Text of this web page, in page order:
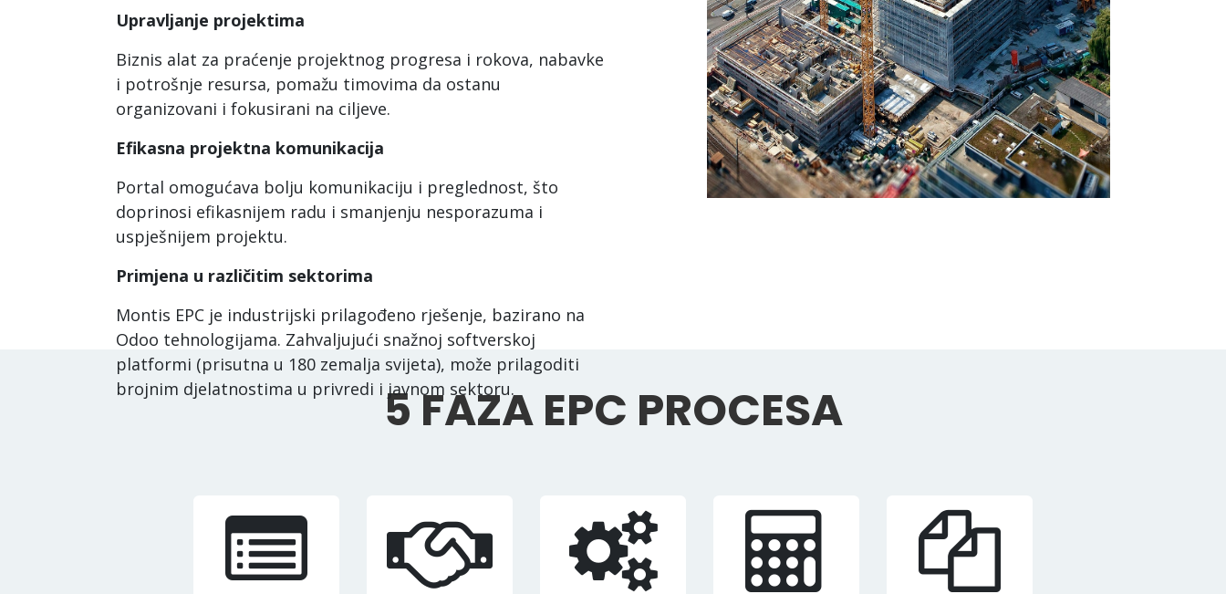
Upravljanje projektima
Biznis alat za praćenje projektnog progresa i rokova, nabavke
i potrošnje resursa, pomažu timovima da ostanu
organizovani i fokusirani na ciljeve.
Efikasna projektna komunikacija
Portal omogućava bolju komunikaciju i preglednost, što
doprinosi efikasnijem radu i smanjenju nesporazuma i
uspješnijem projektu.
Primjena u različitim sektorima
Montis EPC je industrijski prilagođeno rješenje, bazirano na
Odoo tehnologijama. Zahvaljujući snažnoj softverskoj
platformi (prisutna u 180 zemalja svijeta), može prilagoditi
brojnim djelatnostima u privredi i javnom sektoru.5 FAZA EPC PROCESA